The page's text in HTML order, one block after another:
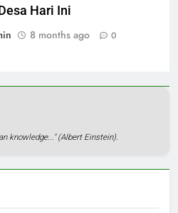
Hari Ini
8 months ago 0
knowledge..." (Albert Einstein).